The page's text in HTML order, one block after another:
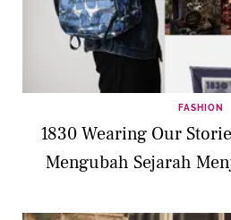
FASHION
1830 Wearing Our
Mengubah Sejarah